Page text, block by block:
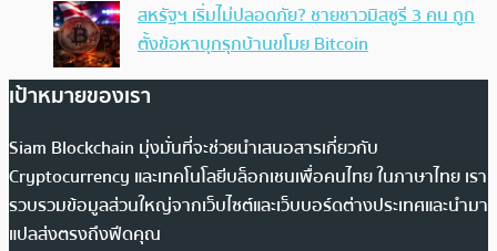
สหรัฐฯ เริ่มไม่ปลอดภัย? ชายชาวมิสซูรี 3 คน ถูก
ตั้งข้อหาบุกรุกบ้านขโมย Bitcoin
เป้าหมายของเรา
Siam Blockchain มุ่งมั่นที่จะช่วยนำเสนอสารเกี่ยวกับ
Cryptocurrency และเทคโนโลยีบล็อกเชนเพื่อคนไทย ในภาษาไทย เรา
รวบรวมข้อมูลส่วนใหญ่จากเว็บไซต์และเว็บบอร์ดต่างประเทศและนำมา
แปลส่งตรงถึงฟีดคุณ